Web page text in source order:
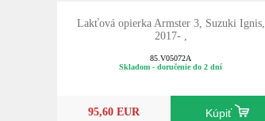
Lakťová opierka Armster 3, Suzuki Ignis,
2017- ,
85.V05072A
Skladom - doručenie do 2 dní
95,60 EUR Kúpiť